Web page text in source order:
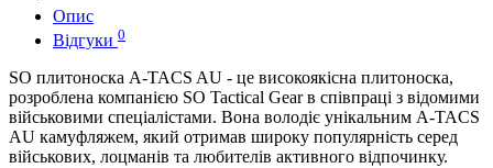
Опис
Відгуки 0
SO плитоноска A-TACS AU - це високоякісна плитоноска,
розроблена компанією SO Tactical Gear в співпраці з відомими
військовими спеціалістами. Вона володіє унікальним A-TACS
AU камуфляжем, який отримав широку популярність серед
військових, лоцманів та любителів активного відпочинку.